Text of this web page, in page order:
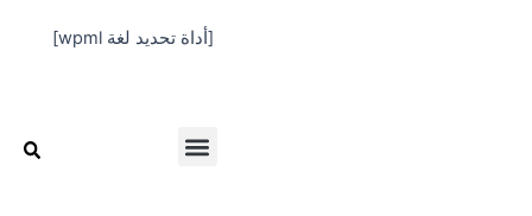
[أداة تحديد لغة wpml]
Menu